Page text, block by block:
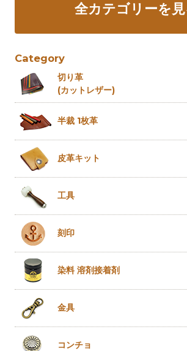
全カテゴリーを見
Category
切り革
(カットレザー)
半裁 1枚革
皮革キット
工具
刻印
染料 溶剤接着剤
金具
コンチョ